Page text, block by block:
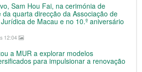
Sam Hou Fai, na cerimónia de
quarta direcção da Associação de
de Macau e no 10.º aniversário
12:04
a MUR a explorar modelos
para impulsionar a renovação